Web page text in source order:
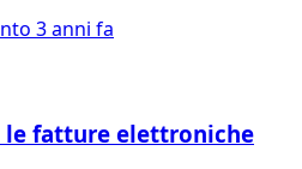
3 anni fa
le fatture elettroniche